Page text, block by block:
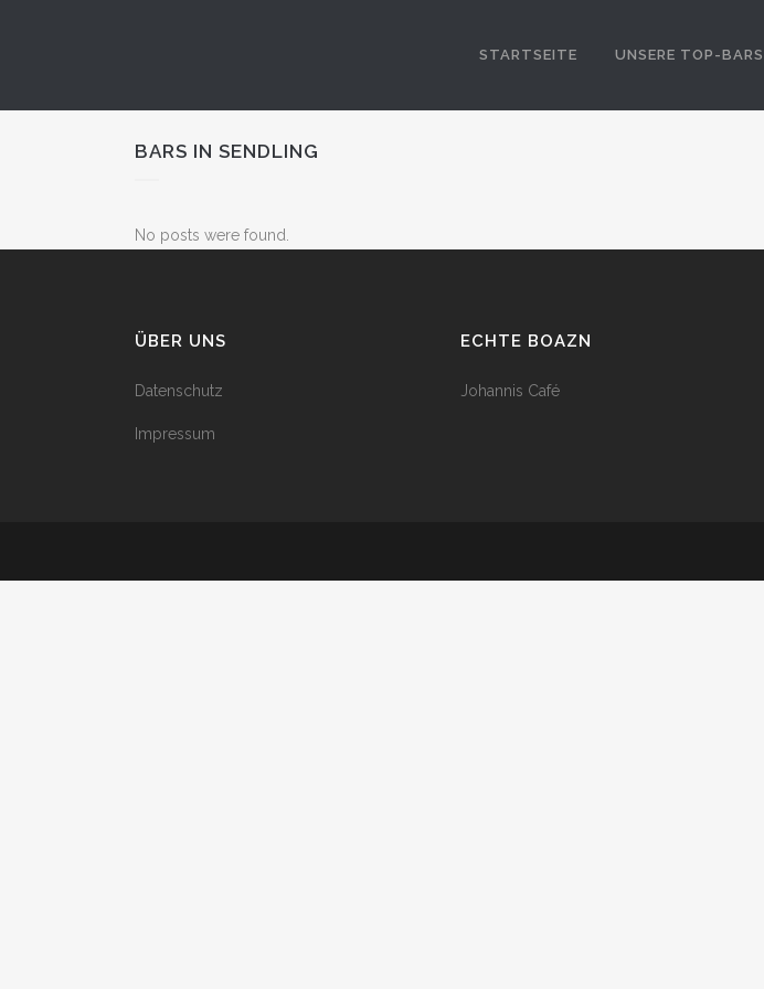
STARTSEITE UNSERE TOP-BARS
BARS IN SENDLING
No posts were found.
ÜBER UNS
Datenschutz
Impressum
ECHTE BOAZN
Johannis Café